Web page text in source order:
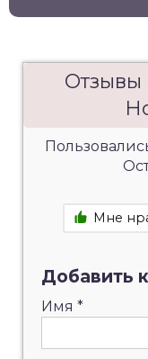
Отзывы
Мне
Добавить
Имя *